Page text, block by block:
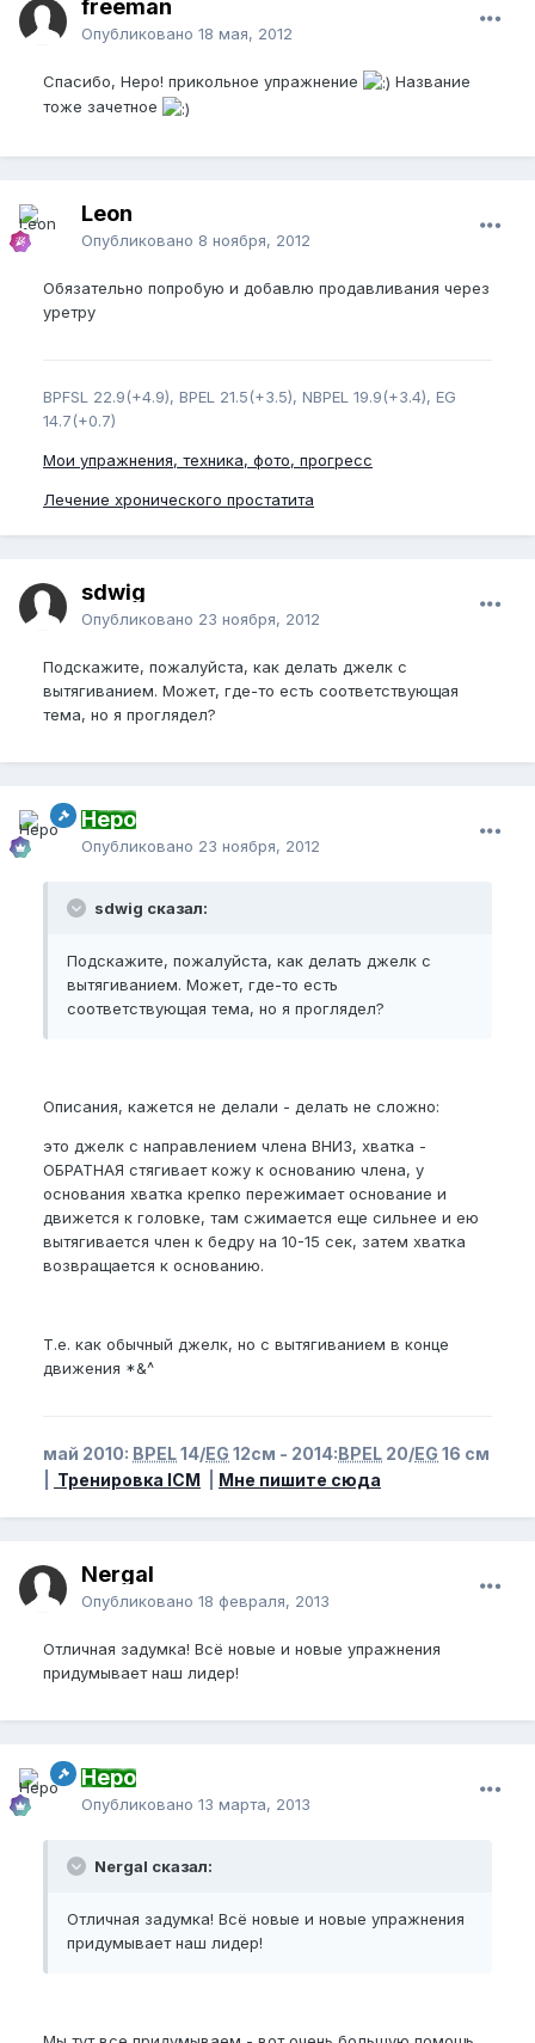
freeman
Опубликовано 18 мая, 2012
Спасибо, Неро! прикольное упражнение
Название
тоже зачетное
Leon
Опубликовано 8 ноября, 2012
Обязательно попробую и добавлю продавливания через
уретру
BPFSL 22.9(+4.9), BPEL 21.5(+3.5), NBPEL 19.9(+3.4), EG
14.7(+0.7)
Мои упражнения, техника, фото, прогресс
Лечение хронического простатита
sdwig
Опубликовано 23 ноября, 2012
Подскажите, пожалуйста, как делать джелк с
вытягиванием. Может, где-то есть соответствующая
тема, но я проглядел?
Неро
Опубликовано 23 ноября, 2012
sdwig сказал:
Подскажите, пожалуйста, как делать джелк с
вытягиванием. Может, где-то есть
соответствующая тема, но я проглядел?
Описания, кажется не делали - делать не сложно:
это джелк с направлением члена ВНИЗ, хватка -
ОБРАТНАЯ стягивает кожу к основанию члена, у
основания хватка крепко пережимает основание и
движется к головке, там сжимается еще сильнее и ею
вытягивается член к бедру на 10-15 сек, затем хватка
возвращается к основанию.
Т.е. как обычный джелк, но с вытягиванием в конце
движения *&^
май 2010: BPEL14/EG 12см - 2014:BPEL 20/EG 16 см
Тренировка ICM Мне пишите сюда
Nergal
Опубликовано 18 февраля, 2013
Отличная задумка! Всё новые и новые упражнения
придумывает наш лидер!
Неро
Опубликовано 13 марта, 2013
Nergal сказал:
Отличная задумка! Всё новые и новые упражнения
придумывает наш лидер!